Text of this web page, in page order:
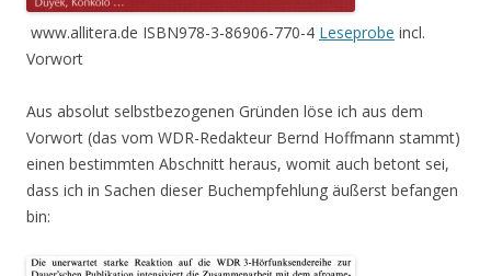
www.allitera.de ISBN978-3-86906-770-4 Leseprobe incl.
Vorwort
Aus absolut selbstbezogenen Gründen löse ich aus dem
Vorwort (das vom WDR-Redakteur Bernd Hoffmann stammt)
einen bestimmten Abschnitt heraus, womit auch betont sei,
dass ich in Sachen dieser Buchempfehlung äußerst befangen
bin: